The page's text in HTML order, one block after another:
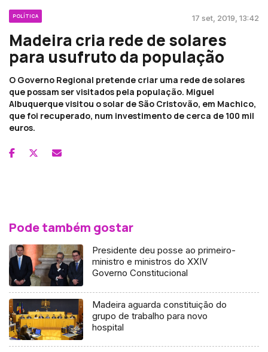
POLÍTICA 17 set, 2019, 13:42
Madeira cria rede de solares
para usufruto da população
O Governo Regional pretende criar uma rede de solares
que possam ser visitados pela população. Miguel
Albuquerque visitou o solar de São Cristovão, em Machico,
que foi recuperado, num investimento de cerca de 100 mil
euros.
Pode também gostar
Presidente deu posse ao primeiro-
ministro e ministros do XXIV
Governo Constitucional
Madeira aguarda constituição do
grupo de trabalho para novo
hospital